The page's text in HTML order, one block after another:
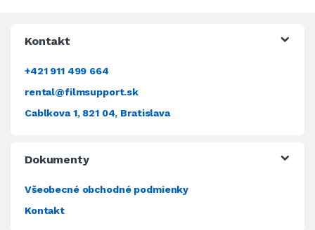
Kontakt
+421 911 499 664
rental@filmsupport.sk
Cablkova 1, 821 04, Bratislava
Dokumenty
Všeobecné obchodné podmienky
Kontakt